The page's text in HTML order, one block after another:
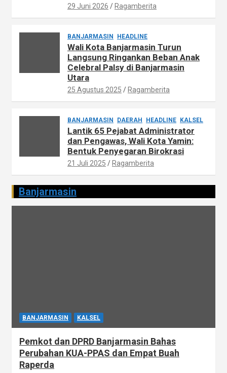
29 Juni 2026 Ragamberita
BANJARMASIN HEADLINE
Wali Kota Banjarmasin Turun
Langsung Ringankan Beban Anak
Celebral Palsy di Banjarmasin
Utara
25 Agustus 2025 Ragamberita
BANJARMASIN DAERAH HEADLINE KALSEL
Lantik 65 Pejabat Administrator
dan Pengawas, Wali Kota Yamin:
Bentuk Penyegaran Birokrasi
21 Juli 2025 Ragamberita
Banjarmasin
BANJARMASIN KALSEL
Pemkot dan DPRD Banjarmasin Bahas
Perubahan KUA-PPAS dan Empat Buah
Raperda